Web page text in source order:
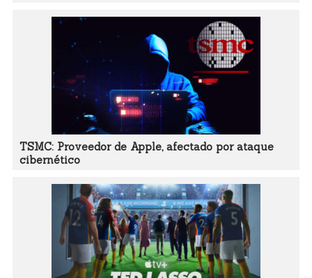
TSMC: Proveedor de Apple, afectado por ataque
cibernético